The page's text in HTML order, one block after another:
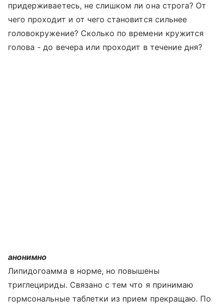
придерживаетесь, не слишком ли она строга? От
чего проходит и от чего становится сильнее
головокружение? Сколько по времени кружится
голова - до вечера или проходит в течение дня?
анонимно
Липидогоамма в норме, но повышены
триглецириды. Связано с тем что я принимаю
гормсональные таблетки из прием прекращаю. По